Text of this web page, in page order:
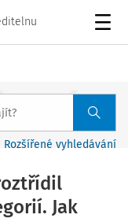
Rozšířené vyhledávání
Jak